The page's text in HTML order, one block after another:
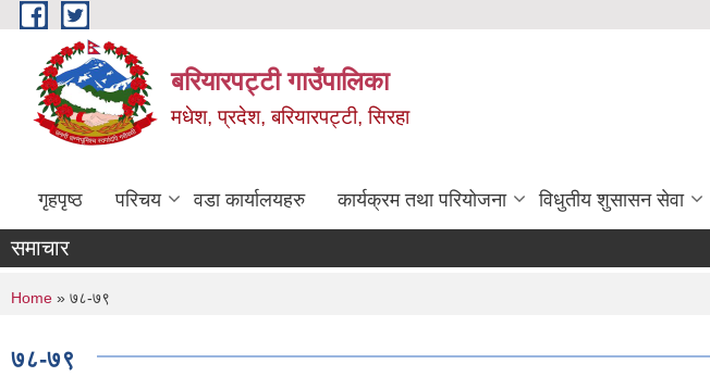
Skip to main content
बरियारपट्टी गाउँपालिका
मधेश, प्रदेश, बरियारपट्टी, सिरहा
गृहपृष्ठ परिचय वडा कार्यालयहरु कार्यक्रम तथा परियोजना विधुतीय शुसासन सेवा
समाचार
You are here
Home » ७८-७९
७८-७९